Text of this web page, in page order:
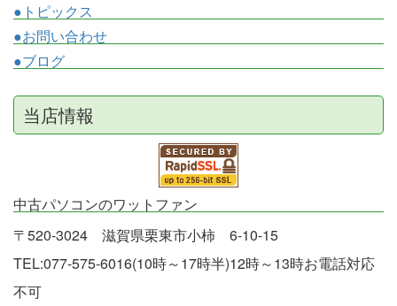
●トピックス
●お問い合わせ
●ブログ
当店情報
中古パソコンのワットファン
〒520-3024 滋賀県栗東市小柿 6-10-15
TEL:077-575-6016(10時～17時半)12時～13時お電話対応
不可